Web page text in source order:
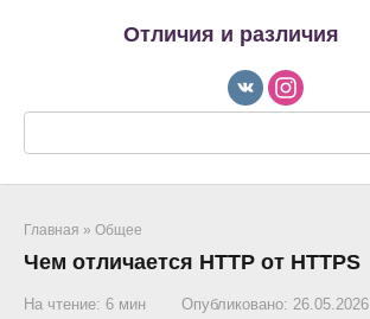
Отличия и различия
Главная » Общее
Чем отличается HTTP от HTTPS
На чтение: 6 мин Опубликовано: 26.05.2026